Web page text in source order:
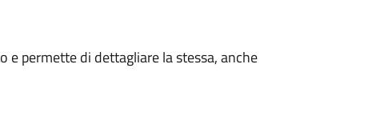
e permette di dettagliare la stessa, anche